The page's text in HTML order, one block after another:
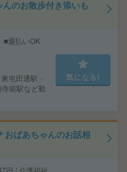
んのお散歩付き添いも
■週払いOK
屯田通駅・
前駅など勤
気になる!
おばあちゃんのお話相
円 / 介護福祉